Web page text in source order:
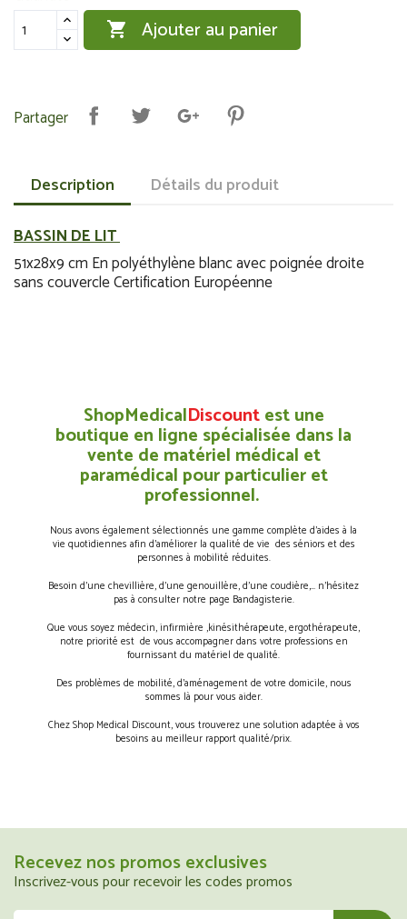
 Ajouter au panier
Partager
Description Détails du produit
BASSIN DE LIT
51x28x9 cm En polyéthylène blanc avec poignée droite
sans couvercle Certification Européenne
ShopMedicalDiscountest une
boutique en ligne spécialisée dans la
vente de matériel médical et
paramédical pour particulier et
professionnel.
Nous avons également sélectionnés une gamme complète d’aides à la
vie quotidiennes afin d’améliorer la qualité de vie des séniors et des
personnes à mobilité réduites.
Besoin d’une chevillière, d’une genouillère, d’une coudière,… n’hésitez
pas à consulter notre page Bandagisterie.
Que vous soyez médecin, infirmière ,kinésithérapeute, ergothérapeute,
notre priorité est de vous accompagner dans votre professions en
fournissant du matériel de qualité.
Des problèmes de mobilité, d’aménagement de votre domicile, nous
sommes là pour vous aider.
Chez Shop Medical Discount, vous trouverez une solution adaptée à vos
besoins au meilleur rapport qualité/prix.
Recevez nos promos exclusives
Inscrivez-vous pour recevoir les codes promos